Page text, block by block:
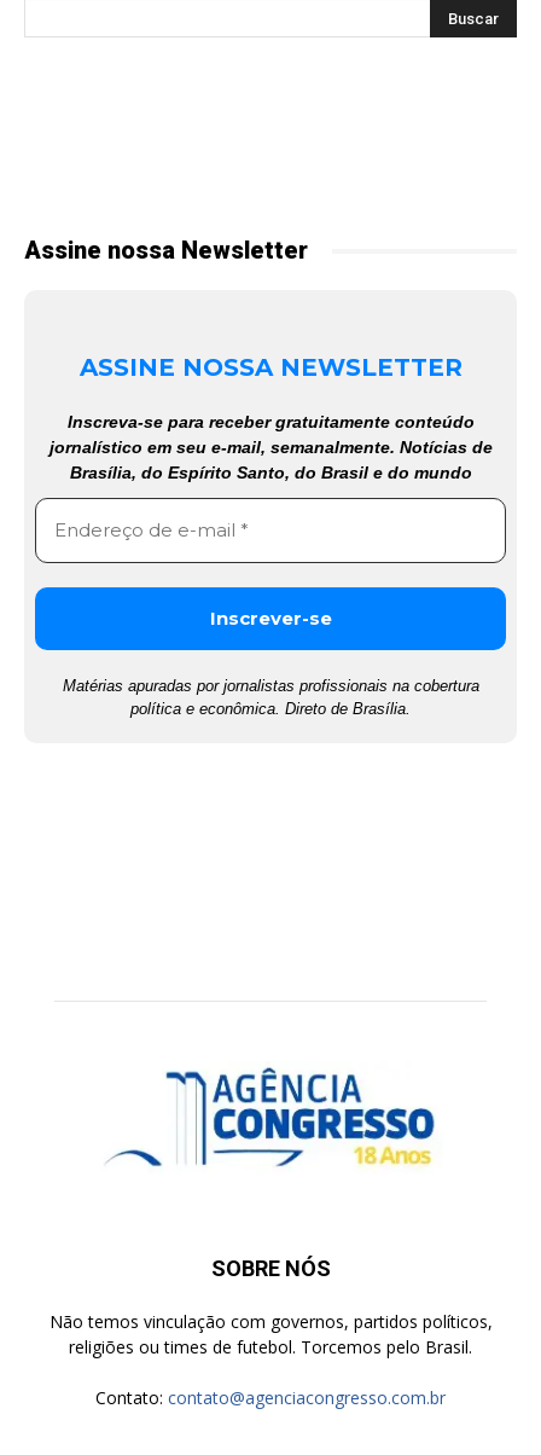
Assine nossa Newsletter
ASSINE NOSSA NEWSLETTER
Inscreva-se para receber gratuitamente conteúdo
jornalístico em seu e-mail, semanalmente. Notícias de
Brasília, do Espírito Santo, do Brasil e do mundo
Matérias apuradas por jornalistas profissionais na cobertura
política e econômica. Direto de Brasília.
SOBRE NÓS
Não temos vinculação com governos, partidos políticos,
religiões ou times de futebol. Torcemos pelo Brasil.
Contato: contato@agenciacongresso.com.br